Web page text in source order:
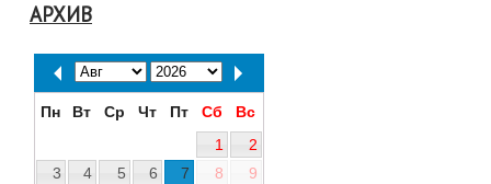
АРХИВ
Пн Вт Ср Чт Пт Сб
Вс
1
2
3
4 5 6 7 8
9